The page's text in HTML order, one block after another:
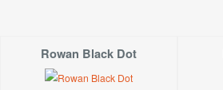
Rowan Black Dot